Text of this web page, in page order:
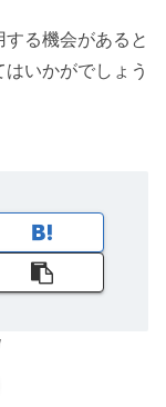
る機会があると
いかがでしょう